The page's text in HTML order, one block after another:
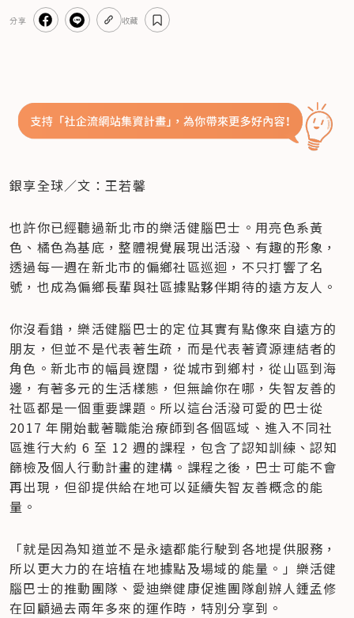
分享 收藏
銀享全球／文：王若馨
也許你已經聽過新北市的樂活健腦巴士。用亮色系黃
色、橘色為基底，整體視覺展現出活潑、有趣的形象，
透過每一週在新北市的偏鄉社區巡迴，不只打響了名
號，也成為偏鄉長輩與社區據點夥伴期待的遠方友人。
你沒看錯，樂活健腦巴士的定位其實有點像來自遠方的
朋友，但並不是代表著生疏，而是代表著資源連結者的
角色。新北市的幅員遼闊，從城市到鄉村，從山區到海
邊，有著多元的生活樣態，但無論你在哪，失智友善的
社區都是一個重要課題。所以這台活潑可愛的巴士從
2017 年開始載著職能治療師到各個區域、進入不同社
區進行大約 6 至 12 週的課程，包含了認知訓練、認知
篩檢及個人行動計畫的建構。課程之後，巴士可能不會
再出現，但卻提供給在地可以延續失智友善概念的能
量。
「就是因為知道並不是永遠都能行駛到各地提供服務，
所以更大力的在培植在地據點及場域的能量。」樂活健
腦巴士的推動團隊、愛迪樂健康促進團隊創辦人鍾孟修
在回顧過去兩年多來的運作時，特別分享到。